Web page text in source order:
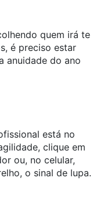
quem irá te
é preciso estar
anuidade do ano
está no
clique em
ou, no celular,
o sinal de lupa.